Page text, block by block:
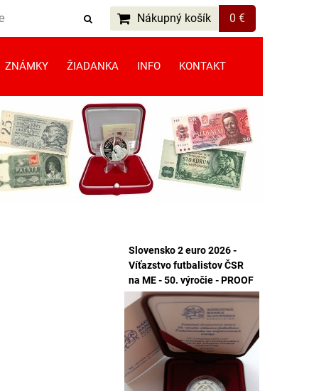
Nákupný košík 0 €
ZNÁMKY ŽIADANKA INFO KONTAKT
Slovensko 2 euro 2026 -
Víťazstvo futbalistov ČSR
na ME - 50. výročie - PROOF